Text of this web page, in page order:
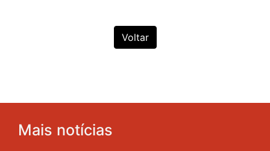
Voltar
Mais notícias